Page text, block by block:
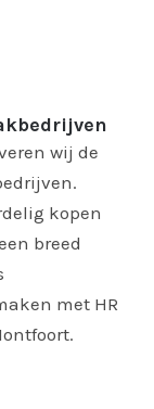
wij de
kopen
breed
met HR